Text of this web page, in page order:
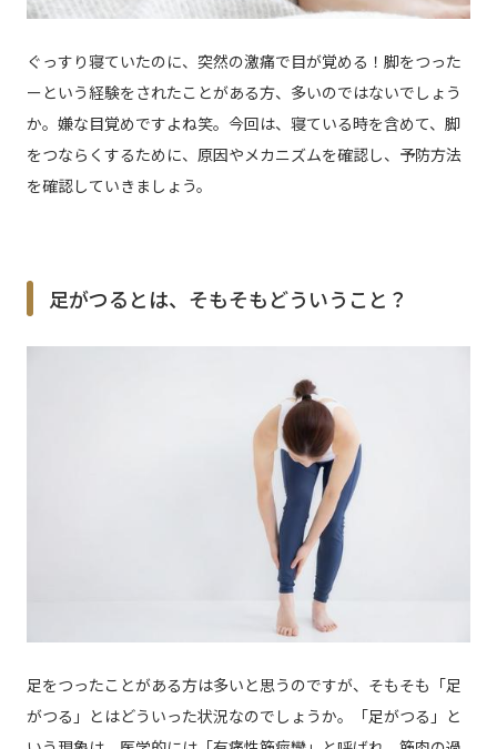
ぐっすり寝ていたのに、突然の激痛で目が覚める！脚をつった
ーという経験をされたことがある方、多いのではないでしょう
か。嫌な目覚めですよね笑。今回は、寝ている時を含めて、脚
をつならくするために、原因やメカニズムを確認し、予防方法
を確認していきましょう。
足がつるとは、そもそもどういうこと？
足をつったことがある方は多いと思うのですが、そもそも「足
がつる」とはどういった状況なのでしょうか。「足がつる」と